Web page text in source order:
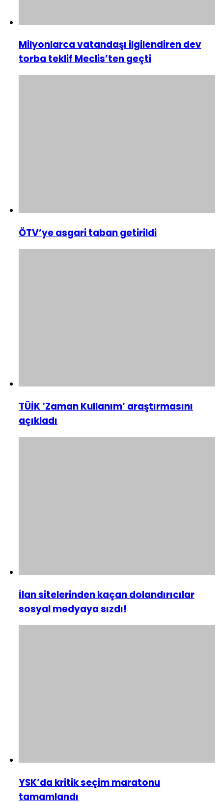
Milyonlarca vatandaşı ilgilendiren dev
torba teklif Meclis’ten geçti
ÖTV’ye asgari taban getirildi
TÜİK ‘Zaman Kullanım’ araştırmasını
açıkladı
İlan sitelerinden kaçan dolandırıcılar
sosyal medyaya sızdı!
YSK’da kritik seçim maratonu
tamamlandı